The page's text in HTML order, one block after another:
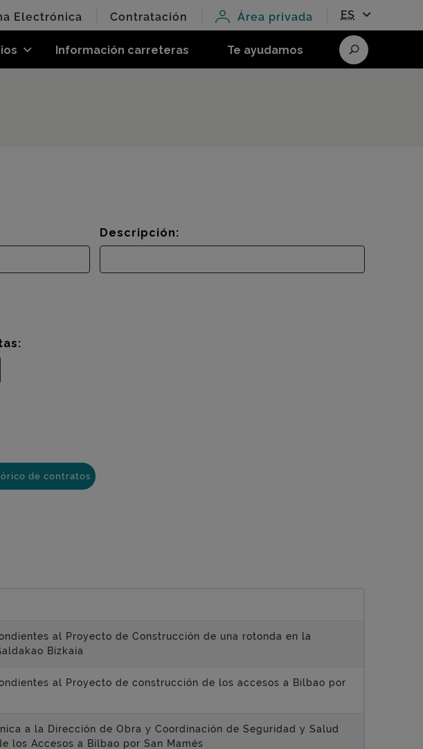
Información carreteras Te ayudamos
Electrónica Contratación Área privada ES
Buscar
Descripción:
de contratos
al Proyecto de Construcción de una rotonda en la
Bizkaia
al Proyecto de construcción de los accesos a Bilbao por
a la Dirección de Obra y Coordinación de Seguridad y Salud
los Accesos a Bilbao por San Mamés